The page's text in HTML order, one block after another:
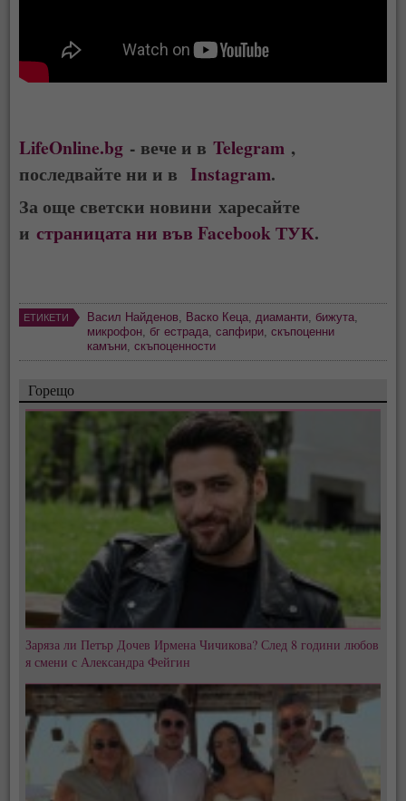
LifeOnline.bg - вече и вTelegram ,
последвайте ни и вInstagram.
За още светски новини харесайте
истраницата ни във Facebook ТУК.
ЕТИКЕТИ Васил Найденов, Васко Кеца,диаманти, бижута,
микрофон, бг естрада,сапфири,скъпоценни
камъни,скъпоценности
Горещо
Заряза ли Петър Дочев Ирмена Чичикова? След 8 години любов
я смени с Александра Фейгин